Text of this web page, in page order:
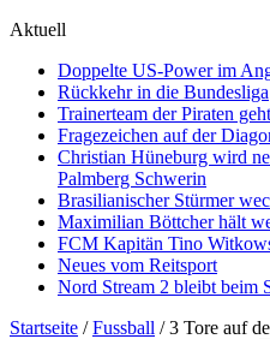
Aktuell
Doppelte US-Power im
Rückkehr in die Bundesliga
Trainerteam der Piraten
Fragezeichen auf der
Christian Hüneburg wird
Palmberg Schwerin
Brasilianischer Stürmer
Maximilian Böttcher hält
FCM Kapitän Tino
Neues vom Reitsport
Nord Stream 2 bleibt beim
Startseite / Fussball / 3 Tore auf